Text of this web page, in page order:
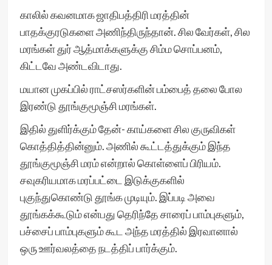
காலில் கவனமாக ஜாதிபத்திரி மரத்தின்
பாதக்குரடுகளை அணிந்திருந்தான். சில வேர்கள், சில
மரங்கள் துர் ஆத்மாக்களுக்கு சிம்ம சொப்பனம்,
கிட்டவே அண்டவிடாது.
மயான முகப்பில் ராட்சஸர்களின் பம்பைத் தலை போல
இரண்டு தூங்குமூஞ்சி மரங்கள்.
இதில் துளிர்க்கும் தேன்- காய்களை சில குருவிகள்
கொத்தித்தின்னும். அணில் கூட்டத்துக்கும் இந்த
தூங்குமூஞ்சி மரம் என்றால் கொள்ளைப் பிரியம்.
சவுகரியமாக மரப்பட்டை இடுக்குகளில்
புகுந்துகொண்டு தூங்க முடியும். இப்படி அவை
தூங்கக்கூடும் என்பது தெரிந்தே சாரைப் பாம்புகளும்,
பச்சைப் பாம்புகளும் கூட அந்த மரத்தில் இரவானால்
ஒரு ஊர்வலத்தை நடத்திப் பார்க்கும்.